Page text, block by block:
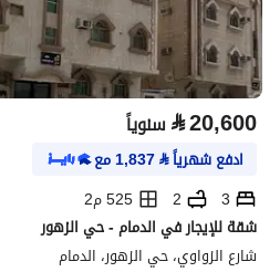
⃁20,600 سنوياً
ادفع شهرياً⃁
1,837مع
3
2
525 م2
شقة للإيجار في الدمام - حي الزهور
شارع الزواوي، حي الزهور، الدمام